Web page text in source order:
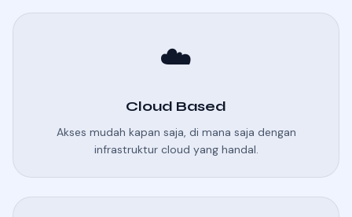
☁️
Cloud Based
Akses mudah kapan saja, di mana saja dengan
infrastruktur cloud yang handal.